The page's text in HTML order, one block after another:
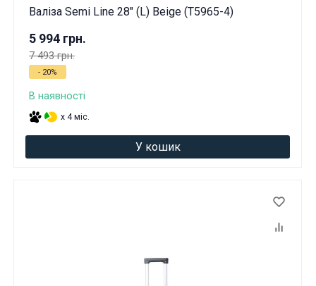
Валіза Semi Line 28" (L) Beige (T5965-4)
5 994 грн.
7 493 грн.
- 20%
В наявності
x 4 міс.
У кошик